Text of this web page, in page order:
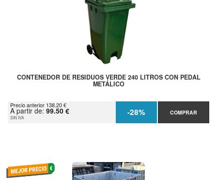
CONTENEDOR DE RESIDUOS VERDE 240 LITROS CON PEDAL
METÁLICO
Precio anterior 138.20 €
A partir de: 99.50 €
SIN IVA -28% COMPRAR